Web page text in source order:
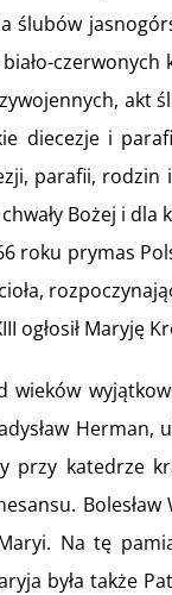
ślubów
akt
diecezje i
parafii, rodzin
Bożej i
roku prymas
ogłosił
wieków
Herman,
przy katedrze
Na tę
była także